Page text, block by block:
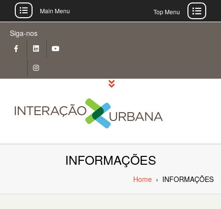
content
Siga-nos
Main Menu Top Menu
INFORMAÇÕES
Home › INFORMAÇÕES